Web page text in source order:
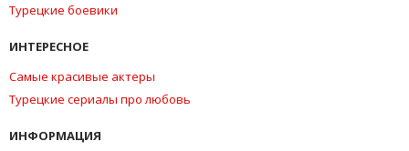
Турецкие боевики
ИНТЕРЕСНОЕ
Самые красивые актеры
Турецкие сериалы про любовь
ИНФОРМАЦИЯ